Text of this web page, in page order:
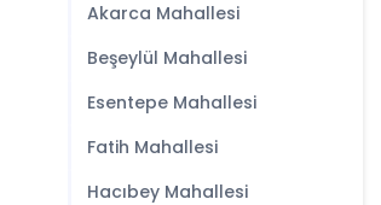
Akarca Mahallesi
Beşeylül Mahallesi
Esentepe Mahallesi
Fatih Mahallesi
Hacıbey Mahallesi